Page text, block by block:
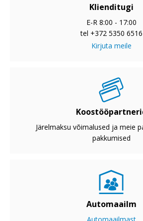
Klienditugi
E-R 8:00 - 17:00
tel +372 5350 6516
Kirjuta meile
Järelmaksu võimalused ja meie
pakkumised
Automaailm